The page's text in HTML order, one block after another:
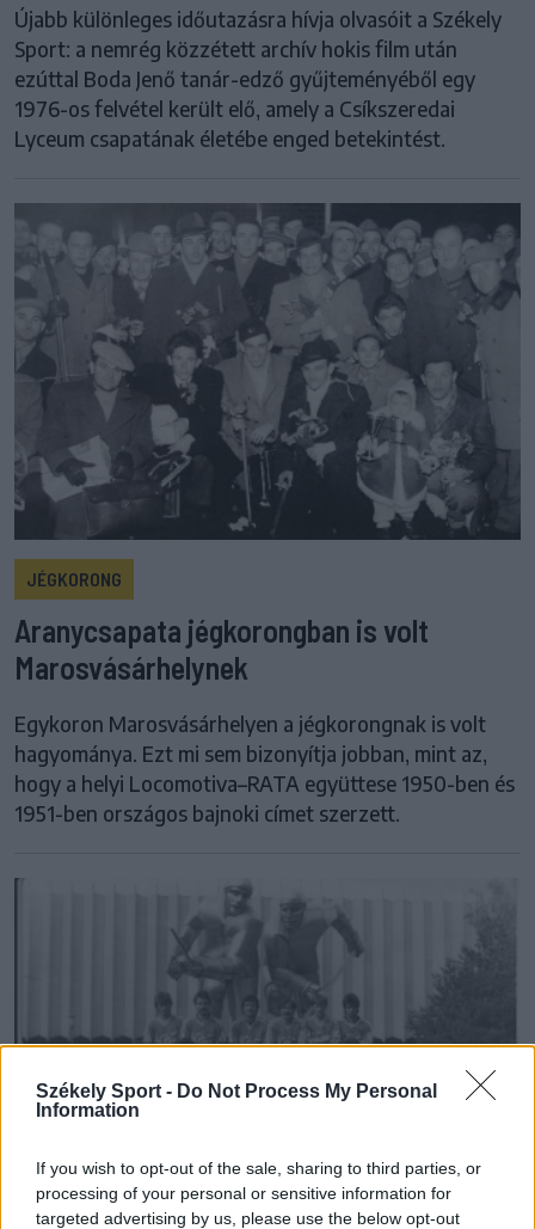
Székely Sport - Do Not Process My Personal
Information
If you wish to opt-out of the sale, sharing to third parties, or
processing of your personal or sensitive information for
targeted advertising by us, please use the below opt-out
Újabb különleges időutazásra hívja olvasóit a Székely
Sport: a nemrég közzétett archív hokis film után
ezúttal Boda Jenő tanár-edző gyűjteményéből egy
1976-os felvétel került elő, amely a Csíkszeredai
Lyceum csapatának életébe enged betekintést.
JÉGKORONG
Aranycsapata jégkorongban is volt
Marosvásárhelynek
Egykoron Marosvásárhelyen a jégkorongnak is volt
hagyománya. Ezt mi sem bizonyítja jobban, mint az,
hogy a helyi Locomotiva–RATA együttese 1950-ben és
1951-ben országos bajnoki címet szerzett.